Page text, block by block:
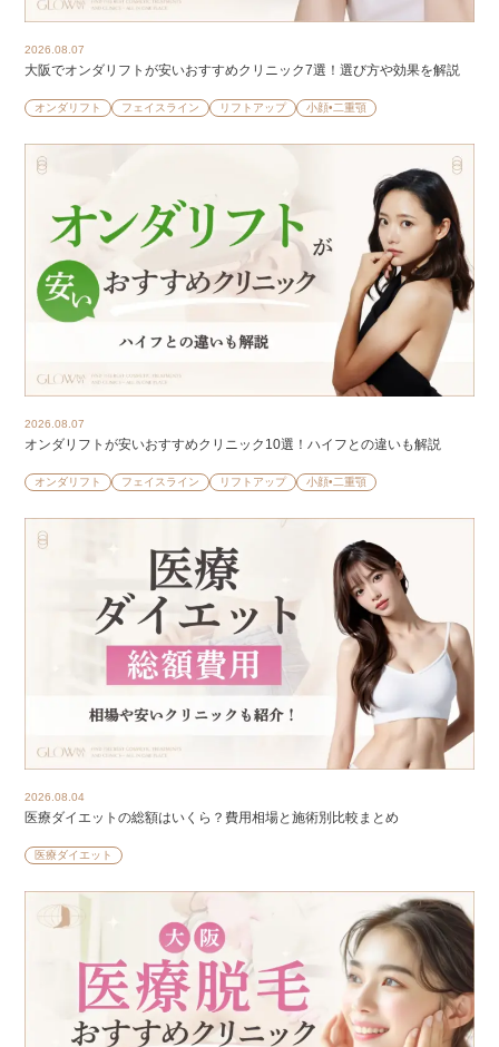
2026.08.07
大阪でオンダリフトが安いおすすめクリニック7選！選び方や効果を解説
オンダリフト フェイスライン リフトアップ 小顔•二重顎
2026.08.07
オンダリフトが安いおすすめクリニック10選！ハイフとの違いも解説
オンダリフト フェイスライン リフトアップ 小顔•二重顎
2026.08.04
医療ダイエットの総額はいくら？費用相場と施術別比較まとめ
医療ダイエット